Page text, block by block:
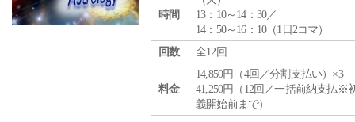
時間
13：10～14：30／
14：50～16：10（1日2コマ）
回数
全12回
料金
14,850円（4回／分割支払い）×3
41,250円（12回／一括前納支払※
義開始前まで）